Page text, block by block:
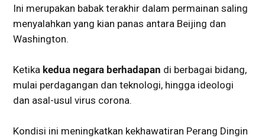
Ini merupakan babak terakhir dalam permainan saling
menyalahkan yang kian panas antara Beijing dan
Washington.
Ketika kedua negara berhadapan di berbagai bidang,
mulai perdagangan dan teknologi, hingga ideologi
dan asal-usul virus corona.
Kondisi ini meningkatkan kekhawatiran Perang Dingin